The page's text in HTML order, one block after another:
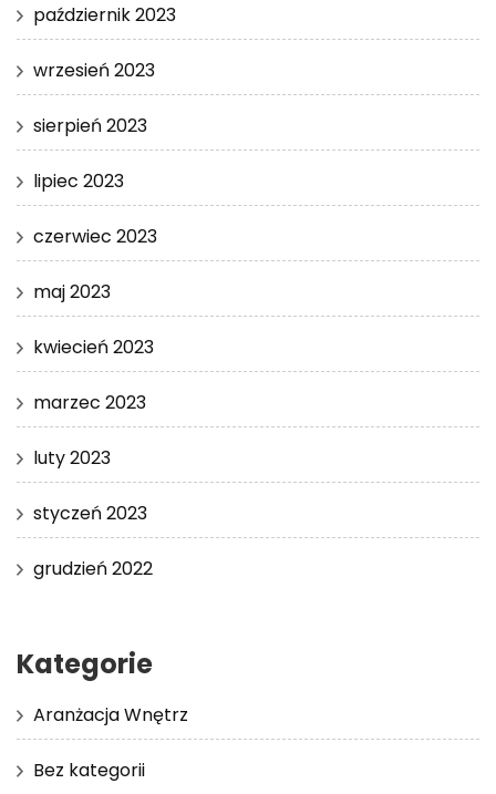
październik 2023
wrzesień 2023
sierpień 2023
lipiec 2023
czerwiec 2023
maj 2023
kwiecień 2023
marzec 2023
luty 2023
styczeń 2023
grudzień 2022
Kategorie
Aranżacja Wnętrz
Bez kategorii